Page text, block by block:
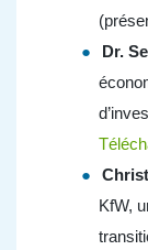
Dr.
KfW,